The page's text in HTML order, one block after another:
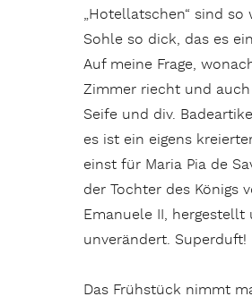
„Hotellatschen“ sind
Sohle so dick, das es
Auf meine Frage,
Zimmer riecht und
Seife und div.
es ist ein eigens
einst für Maria Pia de
der Tochter des Königs
Emanuele II,
unverändert. Superduft!
Das Frühstück nimmt